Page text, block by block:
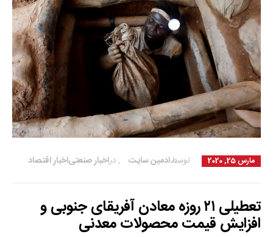
مارس 25, 2020 ادمین سایتتوسط اخبار اقتصاد , اخبار صنعتیدر
تعطیلی ۲۱ روزه معادن آفریقای جنوبی و
افزایش قیمت محصولات معدنی